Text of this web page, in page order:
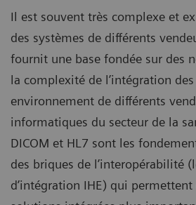
Il est souvent très complexe et
des systèmes de différents
fournit une base fondée sur des
la complexité de l’intégration
environnement de différents
informatiques du secteur de la
DICOM et HL7 sont les
des briques de l’interopérabilité
d’intégration IHE) qui permettent